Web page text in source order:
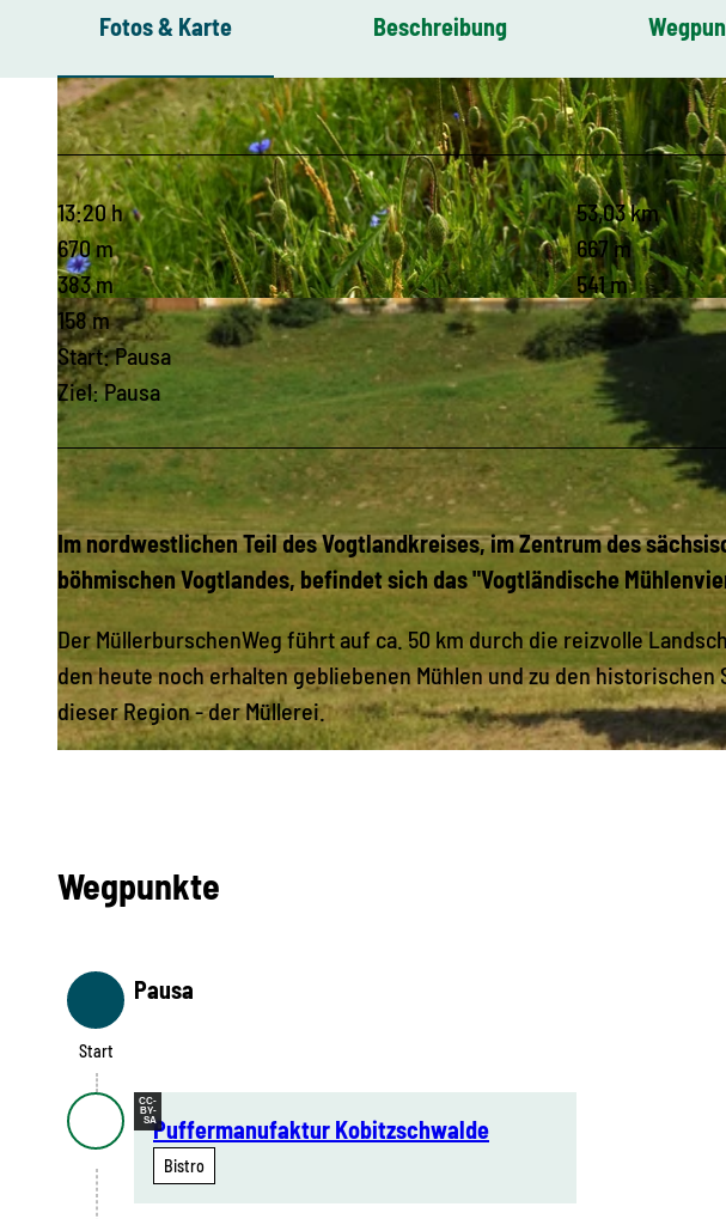
© Archiv TVV / Markus Daßler |CC-BY-SA
Fotos & Karte Beschreibung
13:20 h
53,03 km
670 m
667 m
383 m
541 m
158 m
Start: Pausa
Ziel: Pausa
Im nordwestlichen Teil des Vogtlandkreises, im Zentrum des
böhmischen Vogtlandes, befindet sich das "Vogtländische
Der MüllerburschenWeg führt auf ca. 50 km durch die reizvolle
den heute noch erhalten gebliebenen Mühlen und zu den
dieser Region - der Müllerei.
Wegpunkte
Start
Start
Pausa
CC-
BY-
SAPuffermanufaktur Kobitzschwalde
Bistro